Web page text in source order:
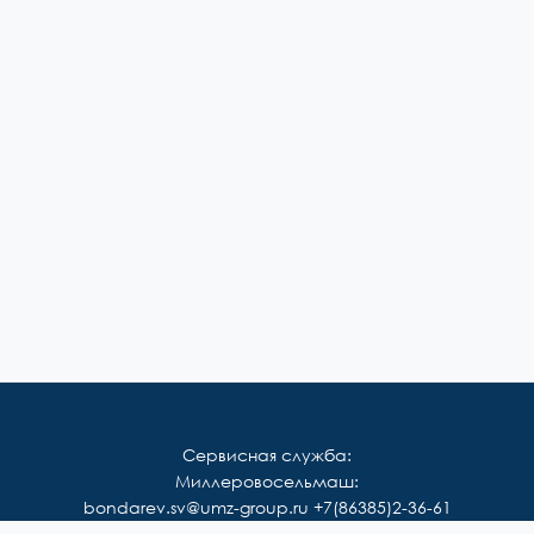
Сервисная служба:
Миллеровосельмаш:
bondarev.sv@umz-group.ru +7(86385)2-36-61